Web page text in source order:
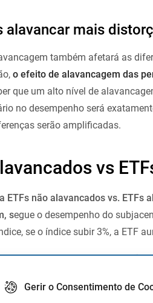
Gerir o Consentimento de
alavancar mais
também afetará as
o efeito de alavancagem das
que um alto nível de
no desempenho será
serão amplificadas.
vs
ETFs não alavancados vs. ETFs
segue o desempenho do
se o índice subir 3%, a ETF
o preço de um ETF não
que significa que ser alavancado
por um montante